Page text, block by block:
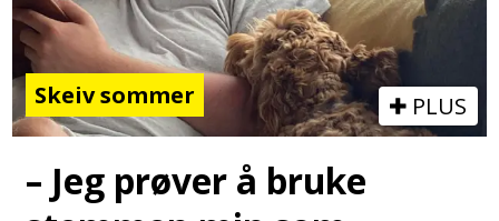
Skeiv sommer PLUS
– Jeg prøver å bruke